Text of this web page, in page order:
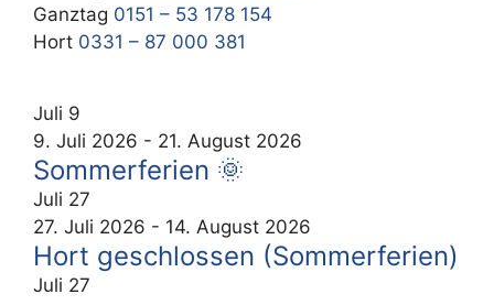
Ganztag 0151 – 53 178 154
Hort 0331 – 87 000 381
Juli 9
9. Juli 2026 - 21. August 2026
Sommerferien 🌞
Juli 27
27. Juli 2026 - 14. August 2026
Hort geschlossen (Sommerferien)
Juli 27